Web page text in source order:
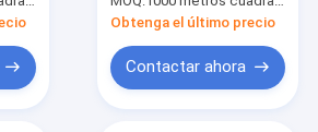
chapea la tolerancia
de 0.02m m
Obtenga el último precio
Contactar ahora